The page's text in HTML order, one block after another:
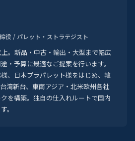
役 / パレット・ストラテジスト
。新品・中古・輸出・大型まで幅広
・予算に最適なご提案を行います。
、日本プラパレット様をはじめ、韓
湾新台、東南アジア・北米欧州各社
を構築。独自の仕入れルートで国内
。